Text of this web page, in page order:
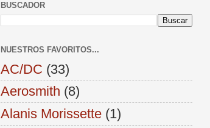
BUSCADOR
NUESTROS FAVORITOS...
AC/DC (33)
Aerosmith (8)
Alanis Morissette (1)